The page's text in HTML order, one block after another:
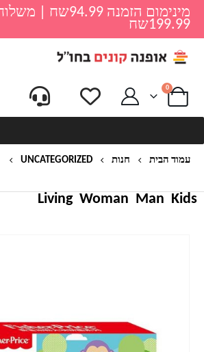
מינימום הזמנה
199.99שח
0
עמוד הבית חנות UNCATEGORIZED
Kids
Man
Woman
Living